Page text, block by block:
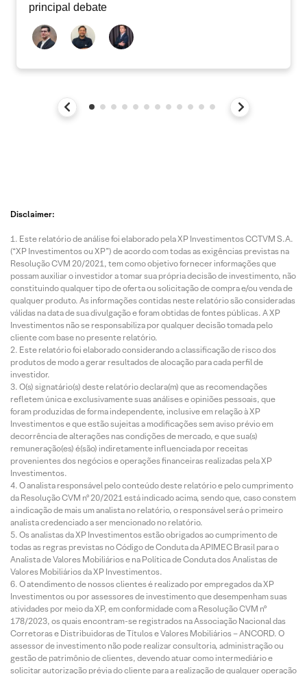
principal debate
Disclaimer:
Este relatório de análise foi elaborado pela XP Investimentos CCTVM S.A.
(“XP Investimentos ou XP”) de acordo com todas as exigências previstas na
Resolução CVM 20/2021, tem como objetivo fornecer informações que
possam auxiliar o investidor a tomar sua própria decisão de investimento, não
constituindo qualquer tipo de oferta ou solicitação de compra e/ou venda de
qualquer produto. As informações contidas neste relatório são consideradas
válidas na data de sua divulgação e foram obtidas de fontes públicas. A XP
Investimentos não se responsabiliza por qualquer decisão tomada pelo
cliente com base no presente relatório.
Este relatório foi elaborado considerando a classificação de risco dos
produtos de modo a gerar resultados de alocação para cada perfil de
investidor.
O(s) signatário(s) deste relatório declara(m) que as recomendações
refletem única e exclusivamente suas análises e opiniões pessoais, que
foram produzidas de forma independente, inclusive em relação à XP
Investimentos e que estão sujeitas a modificações sem aviso prévio em
decorrência de alterações nas condições de mercado, e que sua(s)
remuneração(es) é(são) indiretamente influenciada por receitas
provenientes dos negócios e operações financeiras realizadas pela XP
Investimentos.
O analista responsável pelo conteúdo deste relatório e pelo cumprimento
da Resolução CVM nº 20/2021 está indicado acima, sendo que, caso constem
a indicação de mais um analista no relatório, o responsável será o primeiro
analista credenciado a ser mencionado no relatório.
Os analistas da XP Investimentos estão obrigados ao cumprimento de
todas as regras previstas no Código de Conduta da APIMEC Brasil para o
Analista de Valores Mobiliários e na Política de Conduta dos Analistas de
Valores Mobiliários da XP Investimentos.
O atendimento de nossos clientes é realizado por empregados da XP
Investimentos ou por assessores de investimento que desempenham suas
atividades por meio da XP, em conformidade com a Resolução CVM nº
178/2023, os quais encontram-se registrados na Associação Nacional das
Corretoras e Distribuidoras de Títulos e Valores Mobiliários – ANCORD. O
assessor de investimento não pode realizar consultoria, administração ou
gestão de patrimônio de clientes, devendo atuar como intermediário e
solicitar autorização prévia do cliente para a realização de qualquer operação